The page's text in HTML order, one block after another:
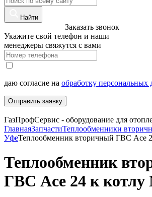
Найти
Заказать звонок
Укажите свой телефон и наши
менеджеры свяжутся с вами
даю согласие на обработку персональных
Отправить заявку
ГазПрофСервис - оборудование для
ГлавнаяЗапчастиТеплообменники
УфеТеплообменник вторичный ГВС Ace
Теплообменник
ГВС Ace 24 к котлу